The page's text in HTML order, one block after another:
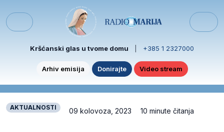
Menu
Kršćanski glas u tvome domu +385 1 2327000
Arhiv emisija Donirajte Video stream
AKTUALNOSTI 09 kolovoza, 2023 10 minute čitanja